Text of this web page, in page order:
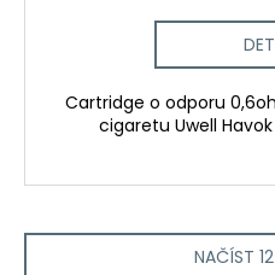
Cartridge o odporu
cigaretu Uwell
NAČÍST